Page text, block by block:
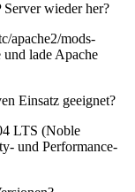
wieder her?
apache2/mods-
und lade Apache
Einsatz geeignet?
LTS (Noble
und Performance-